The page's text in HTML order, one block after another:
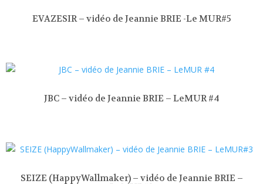
EVAZESIR – vidéo de Jeannie BRIE -Le MUR#5
JBC – vidéo de Jeannie BRIE – LeMUR #4
SEIZE (HappyWallmaker) – vidéo de Jeannie BRIE –